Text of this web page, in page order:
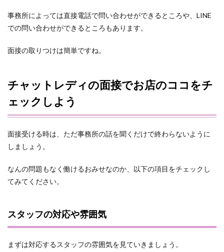
事務所によっては直接電話で問い合わせができるところや、LINE
での問い合わせができるところもあります。
面接の取りつけは簡単ですね。
チャットレディの面接でお店のココをチ
ェックしよう
面接受ける時は、ただ事務所の話を聞くだけで終わらないように
しましょう。
なんの問題もなく働けるおみせなのか、以下の項目をチェックし
てみてください。
スタッフの対応や雰囲気
まずは対応するスタッフの雰囲気を見ていきましょう。